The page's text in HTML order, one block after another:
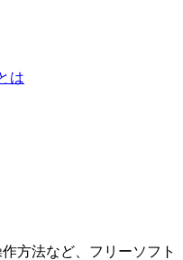
は
方法など、 フリーソフト